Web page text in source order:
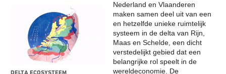
DELTA ECOSYSTEEM
Nederland en Vlaanderen
maken samen deel uit van een
en hetzelfde unieke ruimtelijk
systeem in de delta van Rijn,
Maas en Schelde, een dicht
verstedelijkt gebied dat een
belangrijke rol speelt in de
wereldeconomie. De
IT'S ABOUT TIME
MINISTERIE VAN MAAK!
MANIFESTO
OPENING IT’S ABOUT TIME:
DRIEDAAGS PROGRAMMA 22,
23 EN 24 SEPTEMBER
FUTURE GENERATION, THIS
IS 2072
DE KAART VAN ZUID
MAASSILO
ATELIER PRESENTATIES
EN CONFERENTIES
NEXT MEET-UPS
NEXT GENERATION
IABR–2016–ATELIERS